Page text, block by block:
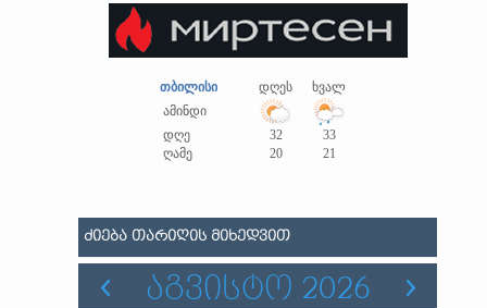
თბილისი დღეს
ხვალ
ამინდი
დღე
32
33
ღამე
20 21
ᲫᲘᲔᲑᲐ ᲗᲐᲠᲘᲦᲘᲡ ᲛᲘᲮᲔᲓᲕᲘᲗ
ᲐᲒᲕᲘᲡᲢᲝ 2026